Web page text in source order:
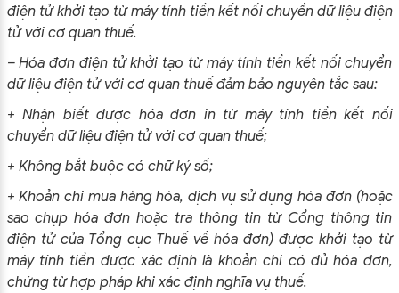
điện tử khởi tạo từ máy tính tiền kết nối chuyển dữ liệu điện
tử với cơ quan thuế.
– Hóa đơn điện tử khởi tạo từ máy tính tiền kết nối chuyển
dữ liệu điện tử với cơ quan thuế đảm bảo nguyên tắc sau:
+ Nhận biết được hóa đơn in từ máy tính tiền kết nối
chuyển dữ liệu điện tử với cơ quan thuế;
+ Không bắt buộc có chữ ký số;
+ Khoản chi mua hàng hóa, dịch vụ sử dụng hóa đơn (hoặc
sao chụp hóa đơn hoặc tra thông tin từ Cổng thông tin
điện tử của Tổng cục Thuế về hóa đơn) được khởi tạo từ
máy tính tiền được xác định là khoản chi có đủ hóa đơn,
chứng từ hợp pháp khi xác định nghĩa vụ thuế.